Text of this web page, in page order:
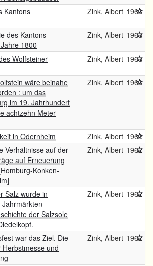
Kantons
Zink, Albert 1963
des Kantons
1800
Zink, Albert 1963
Wolfsteiner
Zink, Albert 1963
wäre beinahe
: um das
im 19. Jahrhundert
achtzehn Meter
Zink, Albert 1963
in Odernheim Zink, Albert 1962
Verhältnisse auf der
auf Erneuerung
Konken-
Zink, Albert 1962
Salz wurde in
der Salzsole
Zink, Albert 1962
war das Ziel. Die
und
Zink, Albert 1962